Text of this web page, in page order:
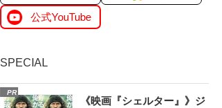
公式YouTube
SPECIAL
PR
《映画『シェルター』》ジ